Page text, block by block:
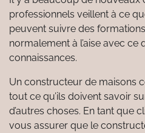
professionnels veillent à ce
peuvent suivre des
normalement à l’aise avec ce
connaissances.
Un constructeur de maisons
tout ce qu’ils doivent savoir
d’autres choses. En tant que
vous assurer que le